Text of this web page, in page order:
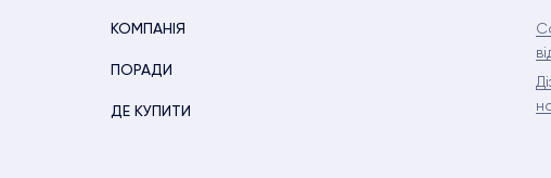
КОМПАНІЯ
ПОРАДИ
ДЕ КУПИТИ